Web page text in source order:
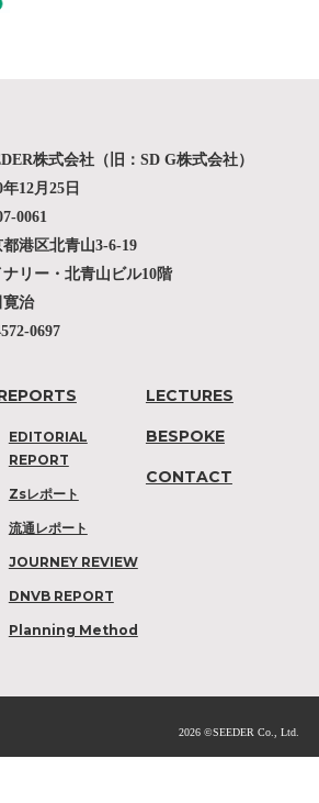
株式会社（旧：SD G株式会社）
年12月25日
0061
港区北青山3-6-19
ナリー・北青山ビル10階
寛治
0697
EDITORIAL
REPORT
Zsレポート
流通レポート
JOURNEY REVIEW
DNVB REPORT
Planning Method
LECTURES
BESPOKE
CONTACT
2026 ©SEEDER Co., Ltd.